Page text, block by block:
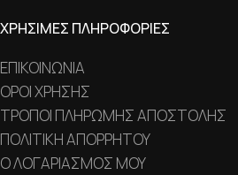
ΧΡΗΣΙΜΕΣ ΠΛΗΡΟΦΟΡΙΕΣ
ΕΠΙΚΟΙΝΩΝΙΑ
ΟΡΟΙ ΧΡΗΣΗΣ
ΤΡΟΠΟΙ ΠΛΗΡΩΜΗΣ ΑΠΟΣΤΟΛΗΣ
ΠΟΛΙΤΙΚΗ ΑΠΟΡΡΗΤΟΥ
Ο ΛΟΓΑΡΙΑΣΜΟΣ ΜΟΥ